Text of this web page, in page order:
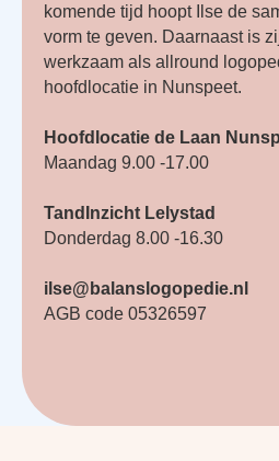
komende tijd hoopt Ilse de
vorm te geven. Daarnaast is
werkzaam als allround
hoofdlocatie in Nunspeet.
Hoofdlocatie de Laan
Maandag 9.00 -17.00
TandInzicht Lelystad
Donderdag 8.00 -16.30
ilse@balanslogopedie.nl
AGB code 05326597